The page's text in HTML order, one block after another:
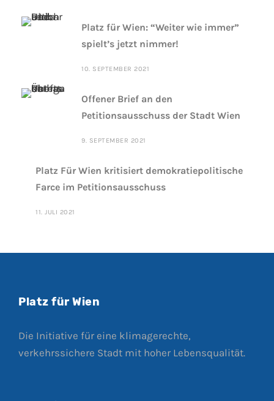
Platz für Wien: “Weiter wie immer”
spielt’s jetzt nimmer!
10. SEPTEMBER 2021
Offener Brief an den
Petitionsausschuss der Stadt Wien
9. SEPTEMBER 2021
Platz Für Wien kritisiert demokratiepolitische
Farce im Petitionsausschuss
11. JULI 2021
Platz für Wien
Die Initiative für eine klimagerechte,
verkehrssichere Stadt mit hoher Lebensqualität.